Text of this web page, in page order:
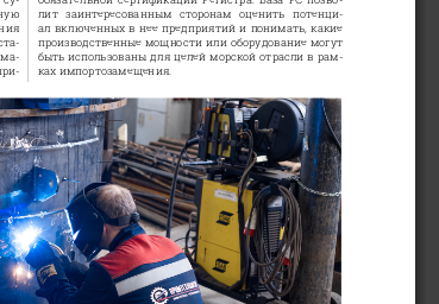
-
-
-
лит  заинтересованным  сторонам  оценить  потенци-
ал включенных в нее предприятий и понимать, какие
производственные мощности или оборудование могут
быть использованы для целей морской отрасли в рам
ках импортозамещения.